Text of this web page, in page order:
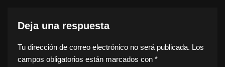
Deja una respuesta
Tu dirección de correo electrónico no será publicada. Los
campos obligatorios están marcados con *